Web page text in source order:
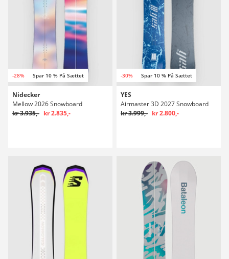
-28% Spar 10 % På Sættet
Nidecker
Mellow 2026 Snowboard
kr 3.935,- kr 2.835,-
-30% Spar 10 % På Sættet
YES
Airmaster 3D 2027 Snowboard
kr 3.999,- kr 2.800,-